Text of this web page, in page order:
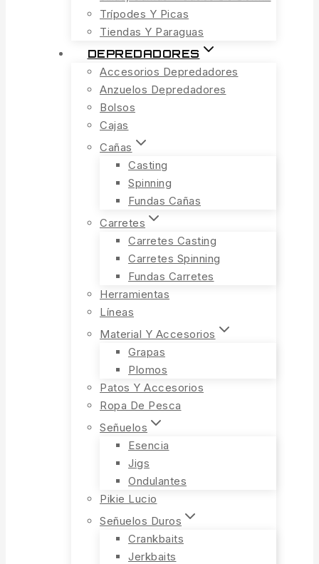
Trípodes Y Picas
Tiendas Y Paraguas
DEPREDADORES
Accesorios Depredadores
Anzuelos Depredadores
Bolsos
Cajas
Cañas
Casting
Spinning
Fundas Cañas
Carretes
Carretes Casting
Carretes Spinning
Fundas Carretes
Herramientas
Líneas
Material Y Accesorios
Grapas
Plomos
Patos Y Accesorios
Ropa De Pesca
Señuelos
Esencia
Jigs
Ondulantes
Pikie Lucio
Señuelos Duros
Crankbaits
Jerkbaits